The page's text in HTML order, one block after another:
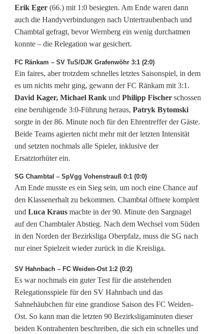
r
k
s
l
i
g
a
N
o
r
d
:
H
o
f
f
n
u
Erik Eger (66.) mit 1:0 besiegten. Am Ende waren dann
auch die Handyverbindungen nach Untertraubenbach und
Chambtal gefragt, bevor Wernberg ein wenig durchatmen
konnte – die Relegation war gesichert.
FC Ränkam – SV TuS/DJK Grafenwöhr 3:1 (2:0)
Ein faires, aber trotzdem schnelles letztes Saisonspiel, in dem
es um nichts mehr ging, gewann der FC Ränkam mit 3:1.
David Kager, Michael Rank und Philipp Fischer schossen
eine beruhigende 3:0-Führung heraus, Patryk Bytomski
sorgte in der 86. Minute noch für den Ehrentreffer der Gäste.
Beide Teams agierten nicht mehr mit der letzten Intensität
und setzten nochmals alle Spieler, inklusive der
Ersatztorhüter ein.
SG Chambtal – SpVgg Vohenstrauß 0:1 (0:0)
Am Ende musste es ein Sieg sein, um noch eine Chance auf
den Klassenerhalt zu bekommen. Chambtal öffnete komplett
und Luca Kraus machte in der 90. Minute den Sargnagel
auf den Chambtaler Abstieg. Nach dem Wechsel vom Süden
in den Norden der Bezirksliga Oberpfalz, muss die SG nach
nur einer Spielzeit wieder zurück in die Kreisliga.
SV Hahnbach – FC Weiden-Ost 1:2 (0:2)
Es war nochmals ein guter Test für die anstehenden
Relegationsspiele für den SV Hahnbach und das
Sahnehäubchen für eine grandiose Saison des FC Weiden-
Ost. So kann man die letzten 90 Bezirksligaminuten dieser
beiden Kontrahenten beschreiben, die sich ein schnelles und